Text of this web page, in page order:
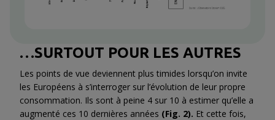
…SURTOUT POUR LES AUTRES
Les points de vue deviennent plus timides lorsqu’on invite
les Européens à s’interroger sur l’évolution de leur propre
consommation. Ils sont à peine 4 sur 10 à estimer qu’elle a
augmenté ces 10 dernières années (Fig. 2). Et cette fois,